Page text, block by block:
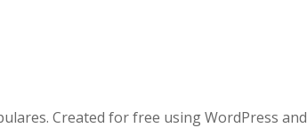
Created for free using WordPress and